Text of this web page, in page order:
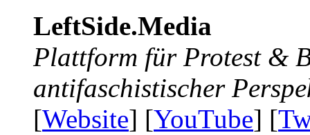
LeftSide.Media
Plattform für Protest &
antifaschistischer
[Website] [YouTube] [